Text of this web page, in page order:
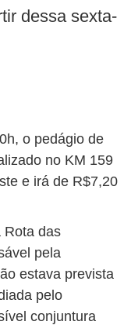
dessa sexta-
o pedágio de
no KM 159
e irá de R$7,20
Rota das
pela
estava prevista
pelo
conjuntura